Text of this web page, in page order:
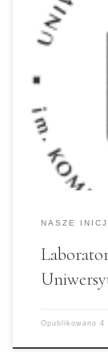
Drodzy
zaprasza
UE.
http://
i/2160-
jest
NASZE
Opublikowano 4